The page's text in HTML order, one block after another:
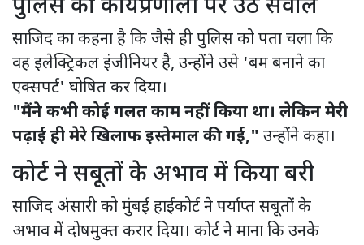
पुलिस की कार्यप्रणाली पर उठे सवाल
साजिद का कहना है कि जैसे ही पुलिस को पता चला कि
वह इलेक्ट्रिकल इंजीनियर है, उन्होंने उसे 'बम बनाने का
एक्सपर्ट' घोषित कर दिया।
"मैंने कभी कोई गलत काम नहीं किया था। लेकिन मेरी
पढ़ाई ही मेरे खिलाफ इस्तेमाल की गई," उन्होंने कहा।
कोर्ट ने सबूतों के अभाव में किया बरी
साजिद अंसारी को मुंबई हाईकोर्ट ने पर्याप्त सबूतों के
अभाव में दोषमुक्त करार दिया। कोर्ट ने माना कि उनके